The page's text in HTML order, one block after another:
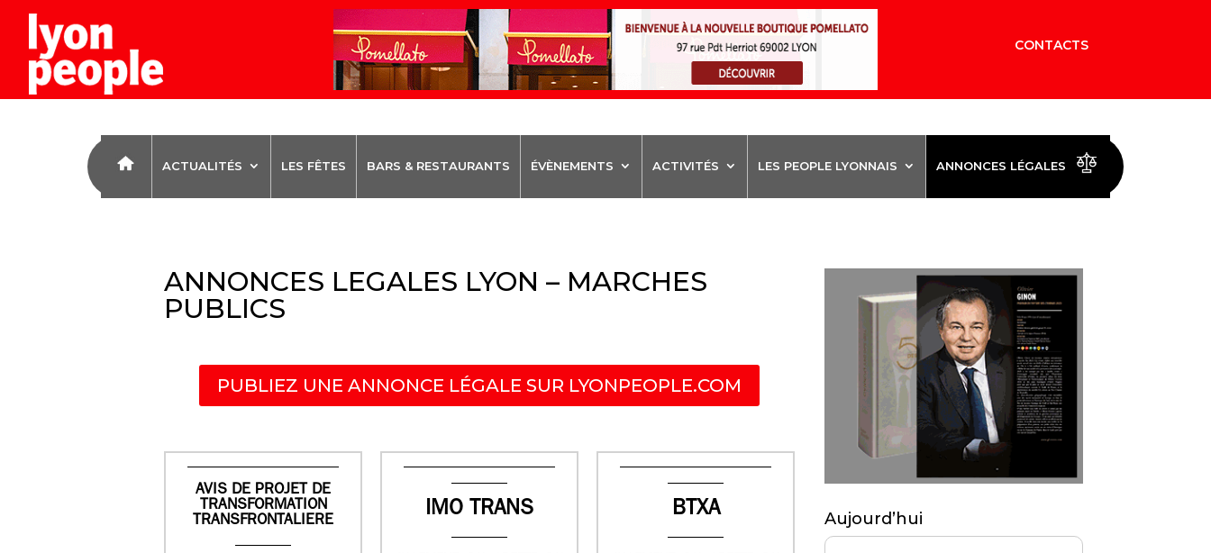
CONTACTS
ACTUALITÉS LES FÊTES BARS & RESTAURANTS ÉVÈNEMENTS ACTIVITÉS LES PEOPLE LYONNAIS ANNONCES LÉGALES
ANNONCES LEGALES LYON – MARCHES
PUBLICS
PUBLIEZ UNE ANNONCE LÉGALE SUR LYONPEOPLE.COM
AVIS DE PROJET DE
TRANSFORMATION
TRANSFRONTALIERE
IMO TRANS BTXA Aujourd’hui